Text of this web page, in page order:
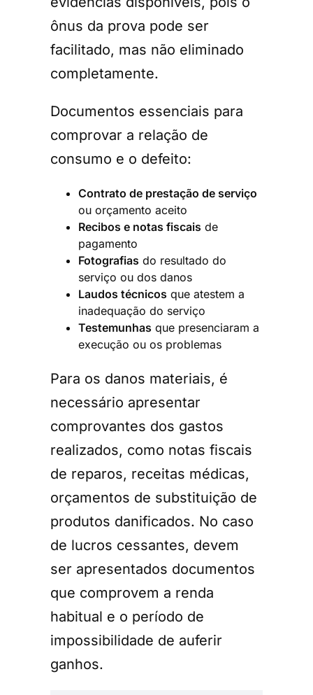
ônus da prova pode ser
facilitado, mas não eliminado
completamente.
Documentos essenciais para
comprovar a relação de
consumo e o defeito:
Contrato de prestação de serviço
ou orçamento aceito
Recibos e notas fiscais de
pagamento
Fotografias do resultado do
serviço ou dos danos
Laudos técnicos que atestem a
inadequação do serviço
Testemunhas que presenciaram a
execução ou os problemas
Para os danos materiais, é
necessário apresentar
comprovantes dos gastos
realizados, como notas fiscais
de reparos, receitas médicas,
orçamentos de substituição de
produtos danificados. No caso
de lucros cessantes, devem
ser apresentados documentos
que comprovem a renda
habitual e o período de
impossibilidade de auferir
ganhos.